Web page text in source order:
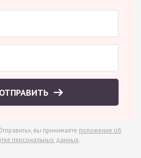
ОТПРАВИТЬ
вы принимаете положение об
персональных данных.